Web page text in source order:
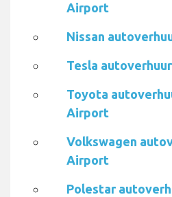
Airport
Nissan
Tesla
Toyota
Airport
Volkswagen
Airport
Polestar